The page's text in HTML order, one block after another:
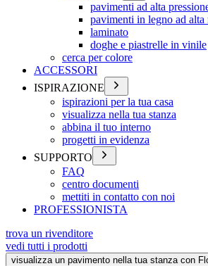
pavimenti ad alta
pavimenti in legno ad alta
laminato
doghe e piastrelle in vinile
cerca per colore
ACCESSORI
ISPIRAZIONE
ispirazioni per la tua casa
visualizza nella tua stanza
abbina il tuo interno
progetti in evidenza
SUPPORTO
FAQ
centro documenti
mettiti in contatto con noi
PROFESSIONISTA
trova un rivenditore
vedi tutti i prodotti
visualizza un pavimento nella tua stanza con